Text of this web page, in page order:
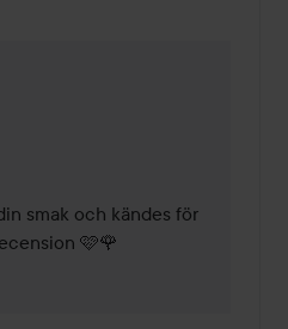
5 månader
smak och kändes för
🩷🌹